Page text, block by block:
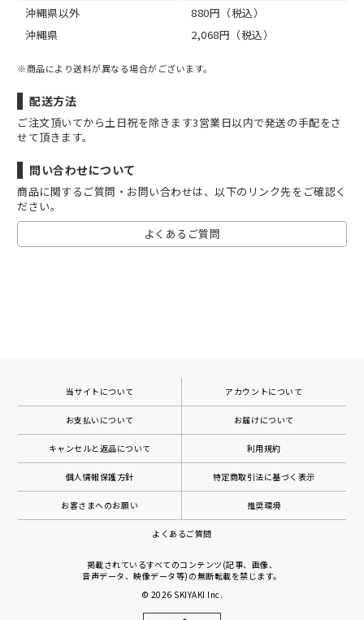
沖縄県以外
880円（税込）
沖縄県
2,068円（税込）
※商品により送料が異なる場合がございます。
配送方法
ご注文頂いてから土日祝を除きます3営業日以内で発送の手配をさ
せて頂きます。
問い合わせについて
商品に関するご質問・お問い合わせは、以下のリンク先をご確認く
ださい。
よくあるご質問
当サイトについて アカウントについて
お支払いについて お届けについて
キャンセルと返品について 利用規約
個人情報保護方針 特定商取引法に基づく表示
お客さまへのお願い 推奨環境
よくあるご質問
掲載されているすべてのコンテンツ(記事、画像、
音声データ、映像データ等)の無断転載を禁じます。
© 2026 SKIYAKI Inc.